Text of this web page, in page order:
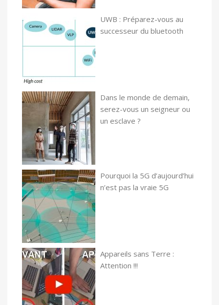
UWB : Préparez-vous au
successeur du bluetooth
Dans le monde de demain,
serez-vous un seigneur ou
un esclave ?
Pourquoi la 5G d’aujourd’hui
n’est pas la vraie 5G
Appareils sans Terre :
Attention !!!